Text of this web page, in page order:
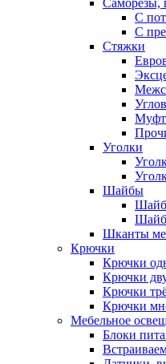
С
С
Стяжки
Уголки
Шайбы
Шканты
Крючки
Крючки
Крючки
Крючки
Крючки
Мебельное
Блоки